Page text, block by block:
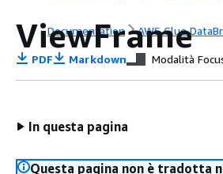
Documentation AWS Glue
ViewFrame
PDF Markdown Modalità
In questa pagina
Questa pagina non è tradotta